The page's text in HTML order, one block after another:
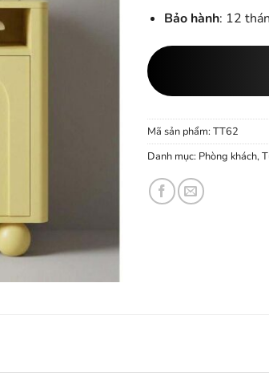
Bảo hành: 12
Mã sản phẩm: TT62
Danh mục: Phòng khách,